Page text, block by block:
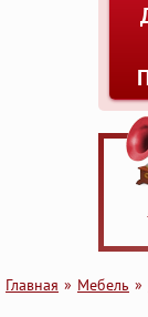
Главная Мебель